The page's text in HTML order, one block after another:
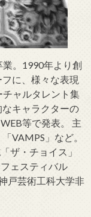
。1990年より創
に、様々な表現
ャルタレント集
キャラクターの
等で発表。 主
VAMPS」など。
ザ・チョイス」
ェスティバル
戸芸術工科大学非